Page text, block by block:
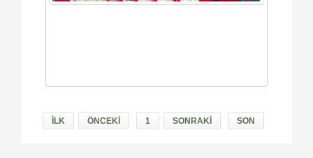
İLK ÖNCEKİ 1 SONRAKİ SON